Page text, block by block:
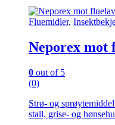
Fluemidler,
Neporex mot
0 out of 5
(0)
Strø- og
stall, grise- og